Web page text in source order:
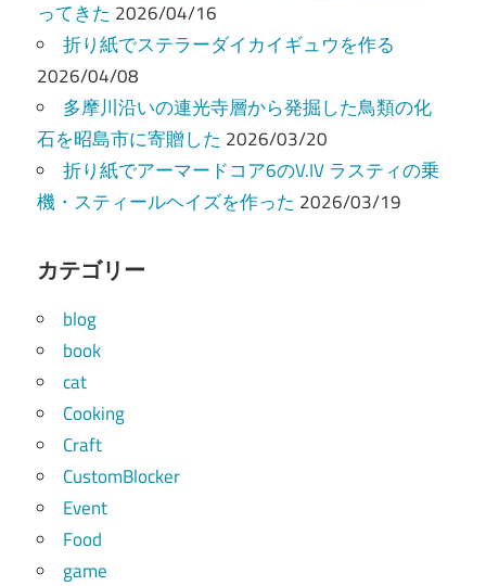
ってきた 2026/04/16
折り紙でステラーダイカイギュウを作る
2026/04/08
多摩川沿いの連光寺層から発掘した鳥類の化
石を昭島市に寄贈した 2026/03/20
折り紙でアーマードコア6のV.IV ラスティの乗
機・スティールヘイズを作った 2026/03/19
カテゴリー
blog
book
cat
Cooking
Craft
CustomBlocker
Event
Food
game